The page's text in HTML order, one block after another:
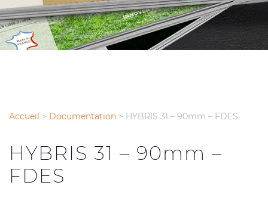
Accueil > Documentation > HYBRIS 31 – 90mm – FDES
HYBRIS 31 – 90mm –
FDES